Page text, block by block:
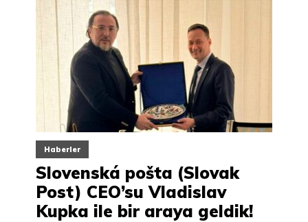
Haberler
Slovenská pošta (Slovak
Post) CEO’su Vladislav
Kupka ile bir araya geldik!